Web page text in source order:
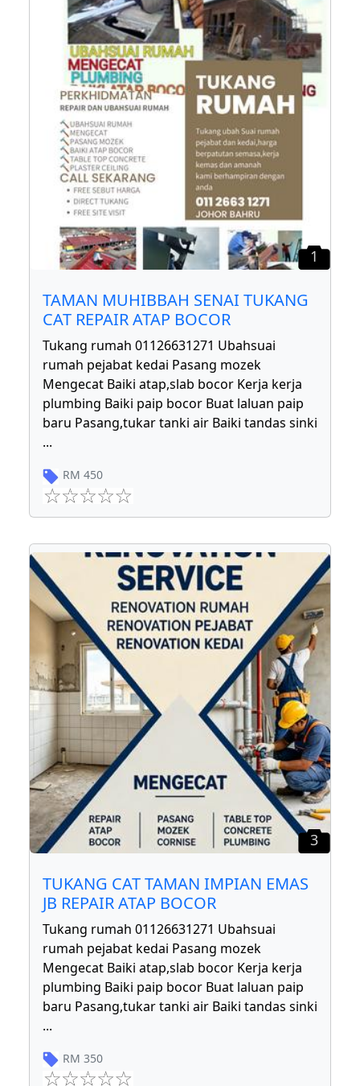
1
TAMAN MUHIBBAH SENAI TUKANG
CAT REPAIR ATAP BOCOR
Tukang rumah 01126631271 Ubahsuai
rumah pejabat kedai Pasang mozek
Mengecat Baiki atap,slab bocor Kerja kerja
plumbing Baiki paip bocor Buat laluan paip
baru Pasang,tukar tanki air Baiki tandas sinki
...
RM 450
3
TUKANG CAT TAMAN IMPIAN EMAS
JB REPAIR ATAP BOCOR
Tukang rumah 01126631271 Ubahsuai
rumah pejabat kedai Pasang mozek
Mengecat Baiki atap,slab bocor Kerja kerja
plumbing Baiki paip bocor Buat laluan paip
baru Pasang,tukar tanki air Baiki tandas sinki
...
RM 350